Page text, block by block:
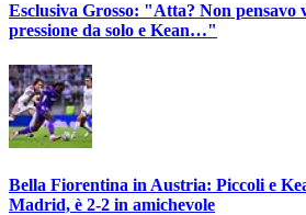
Esclusiva Grosso: "Atta? Non pensavo
pressione da solo e Kean…"
Bella Fiorentina in Austria: Piccoli e
Madrid, è 2-2 in amichevole